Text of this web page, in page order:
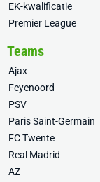
EK-kwalificatie
Premier League
Teams
Ajax
Feyenoord
PSV
Paris Saint-Germain
FC Twente
Real Madrid
AZ